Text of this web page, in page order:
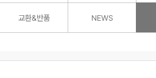
교환&반품 NEWS